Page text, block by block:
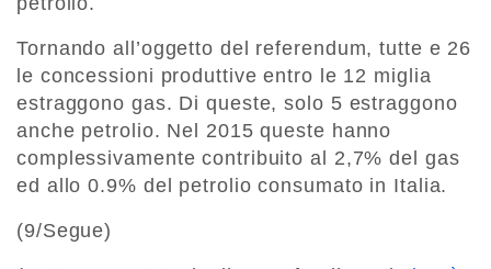
Tornando all’oggetto del referendum, tutte e 26
le concessioni produttive entro le 12 miglia
estraggono gas. Di queste, solo 5 estraggono
anche petrolio. Nel 2015 queste hanno
complessivamente contribuito al 2,7% del gas
ed allo 0.9% del petrolio consumato in Italia.
(9/Segue)